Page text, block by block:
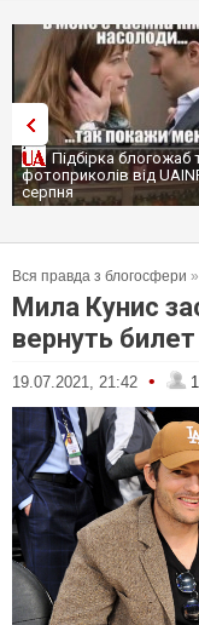
Підбірка блогожаб
фотоприколів від
серпня
Вся правда з блогосфери »
Мила Кунис
вернуть
19.07.2021, 21:42 •